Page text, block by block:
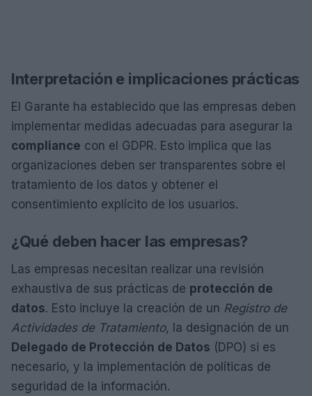
Interpretación e implicaciones prácticas
El Garante ha establecido que las empresas deben
implementar medidas adecuadas para asegurar la
compliance con el GDPR. Esto implica que las
organizaciones deben ser transparentes sobre el
tratamiento de los datos y obtener el
consentimiento explícito de los usuarios.
¿Qué deben hacer las empresas?
Las empresas necesitan realizar una revisión
exhaustiva de sus prácticas de protección de
datos. Esto incluye la creación de un Registro de
Actividades de Tratamiento, la designación de un
Delegado de Protección de Datos (DPO) si es
necesario, y la implementación de políticas de
seguridad de la información.